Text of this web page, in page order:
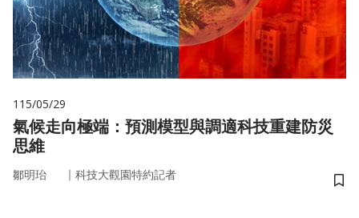
115/05/29
氣候走向極端：預測模型與調適科技重建防災
思維
鄒明珆 ｜ 科技大觀園特約記者
儲